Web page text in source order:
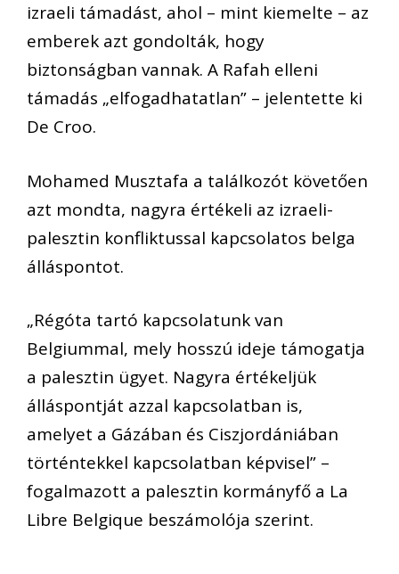
izraeli támadást, ahol – mint kiemelte – az
emberek azt gondolták, hogy
biztonságban vannak. A Rafah elleni
támadás „elfogadhatatlan” – jelentette ki
De Croo.
Mohamed Musztafa a találkozót követően
azt mondta, nagyra értékeli az izraeli-
palesztin konfliktussal kapcsolatos belga
álláspontot.
„Régóta tartó kapcsolatunk van
Belgiummal, mely hosszú ideje támogatja
a palesztin ügyet. Nagyra értékeljük
álláspontját azzal kapcsolatban is,
amelyet a Gázában és Ciszjordániában
történtekkel kapcsolatban képvisel” –
fogalmazott a palesztin kormányfő a La
Libre Belgique beszámolója szerint.